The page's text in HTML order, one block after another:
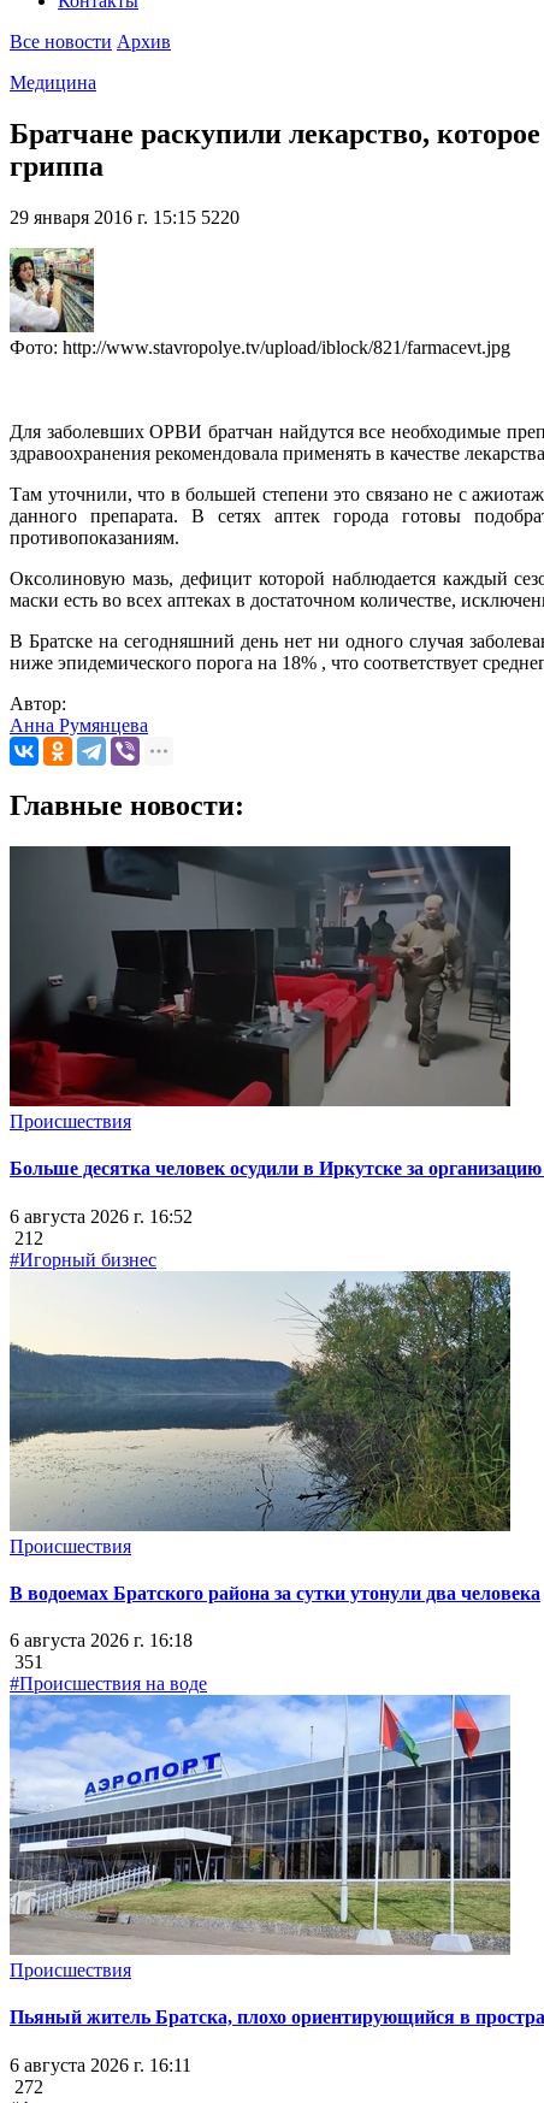
Все новости Архив
Медицина
Братчане раскупили лекарство,
гриппа
29 января 2016 г. 15:15 5220
Фото: http://www.stavropolye.tv/upload/iblock/821/farmacevt.jpg
Для заболевших ОРВИ братчан найдутся все необходимые
здравоохранения рекомендовала применять в качестве
Там уточнили, что в большей степени это связано не с
данного препарата. В сетях аптек города готовы
противопоказаниям.
Оксолиновую мазь, дефицит которой наблюдается каждый
маски есть во всех аптеках в достаточном количестве,
В Братске на сегодняшний день нет ни одного случая
ниже эпидемического порога на 18% , что соответствует
Автор:
Анна Румянцева
Главные новости:
Происшествия
Больше десятка человек осудили в Иркутске за организацию
6 августа 2026 г. 16:52
212
#Игорный бизнес
Происшествия
В водоемах Братского района за сутки утонули два человека
6 августа 2026 г. 16:18
351
#Происшествия на воде
Происшествия
Пьяный житель Братска, плохо ориентирующийся в
6 августа 2026 г. 16:11
272